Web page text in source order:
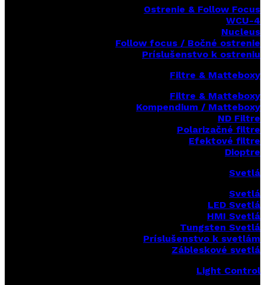
Ostrenie & Follow Focus
WCU-4
Nucleus
Follow focus / Bočné ostrenie
Príslušenstvo k ostreniu
Filtre & Matteboxy
Filtre & Matteboxy
Kompendium / Matteboxy
ND Filtre
Polarizačné filtre
Efektové filtre
Dioptre
Svetlá
Svetlá
LED Svetlá
HMI Svetlá
Tungsten Svetlá
Príslušenstvo k svetlám
Zábleskové svetlá
Light Control